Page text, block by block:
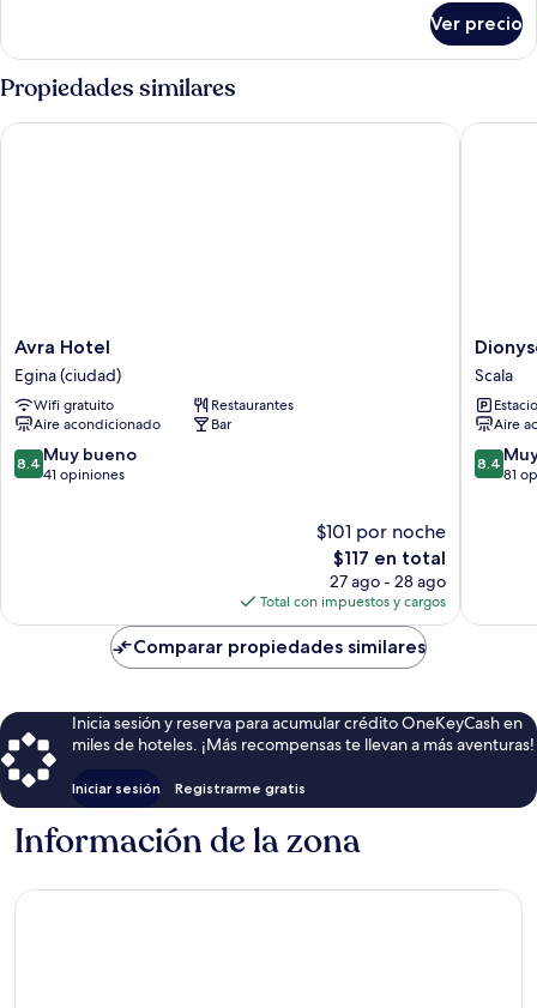
doble
estándar
Ver precio
Propiedades similares
Avra
Hotel
Egina
(ciudad)
Avra Hotel
Egina (ciudad)
Wifi gratuito
Restaurantes
Aire acondicionado
Bar
8.4
de
8.4 Muy bueno
41 opiniones
$101 por noche
El
precio
actual
es
de
$117
$117 en total
27 ago - 28 ago
Total con impuestos y cargos
Avra Hotel
Hotel
Scala
Scala
Aire
8.4
de
8.4
81
Comparar propiedades similares
Inicia sesión y reserva para acumular crédito OneKeyCash en
miles de hoteles. ¡Más recompensas te llevan a más aventuras!
Iniciar sesión Registrarme gratis
Información de la zona